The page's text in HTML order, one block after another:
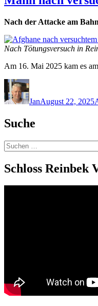
Nach der Attacke am
Nach Tötungsversuch in
Am 16. Mai 2025 kam es
Autor
JanAugust 22, 2025
Suche
Suchen
nach:
Schloss Reinbek